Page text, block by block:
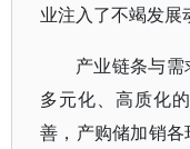
业注入了不竭发展
产业链条与
多元化、高质化
善，产购储加销